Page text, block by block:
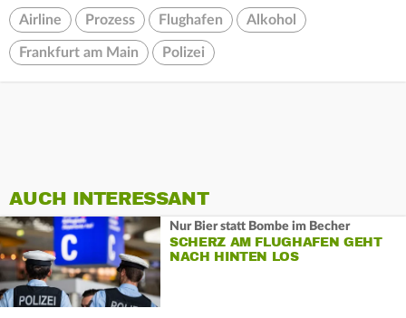
Airline Prozess Flughafen Alkohol
Frankfurt am Main Polizei
AUCH INTERESSANT
Nur Bier statt Bombe im Becher
SCHERZ AM FLUGHAFEN GEHT
NACH HINTEN LOS